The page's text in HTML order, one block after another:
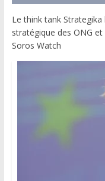
Le think tank
stratégique des ONG
Soros Watch